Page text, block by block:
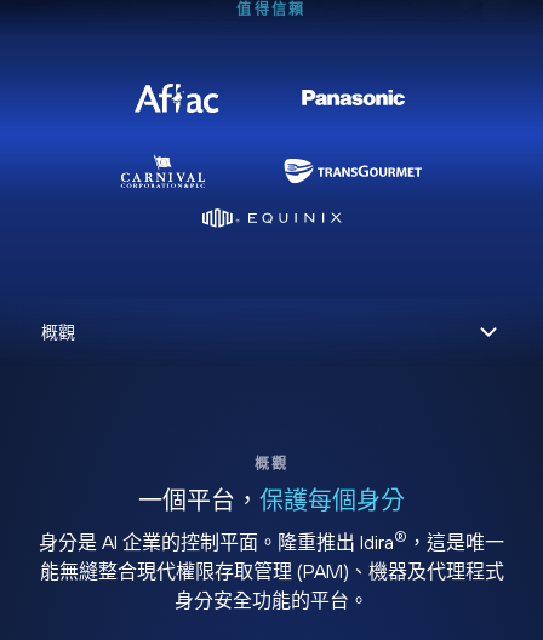
值得信賴
概觀
一個平台， 保護每個身分
身分是 AI 企業的控制平面。隆重推出 Idira® ，這是唯一
能無縫整合現代權限存取管理 (PAM)、機器及代理程式
身分安全功能的平台。